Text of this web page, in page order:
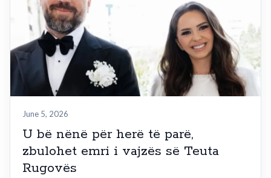
June 5, 2026
U bë nënë për herë të parë,
zbulohet emri i vajzës së Teuta
Rugovës